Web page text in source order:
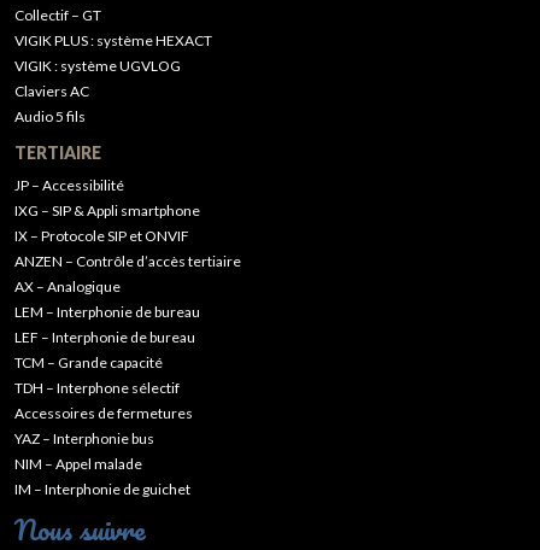
Collectif – GT
VIGIK PLUS : système HEXACT
VIGIK : système UGVLOG
Claviers AC
Audio 5 fils
TERTIAIRE
JP – Accessibilité
IXG – SIP & Appli smartphone
IX – Protocole SIP et ONVIF
ANZEN – Contrôle d’accès tertiaire
AX – Analogique
LEM – Interphonie de bureau
LEF – Interphonie de bureau
TCM – Grande capacité
TDH – Interphone sélectif
Accessoires de fermetures
YAZ – Interphonie bus
NIM – Appel malade
IM – Interphonie de guichet
Nous suivre